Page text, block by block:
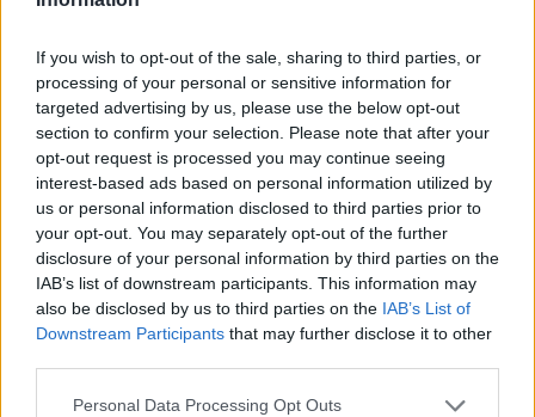
If you wish to opt-out of the sale, sharing to third parties, or
processing of your personal or sensitive information for
targeted advertising by us, please use the below opt-out
section to confirm your selection. Please note that after your
opt-out request is processed you may continue seeing
interest-based ads based on personal information utilized by
us or personal information disclosed to third parties prior to
your opt-out. You may separately opt-out of the further
disclosure of your personal information by third parties on the
IAB’s list of downstream participants. This information may
also be disclosed by us to third parties on the IAB’s List of
Downstream Participants that may further disclose it to other
Please note that this website/app uses one or more Google
Personal Data Processing Opt Outs
iar tu stii acest lucru si tocmai de aceea ai o
multime de intrebari despre cum trebuie sa arate
tinuta ideala pentru cununia civila. Avand in vedere
ca pe langa incarcatura emotionala a evenimentului
exista si o latura formala a acestuia, trebui sa ai in
vedere ca tinuta pe care o alegi sa respecte cateva
reguli de stil ce iti vor asigura o imagine
impecabila.
Mizeaza pe simplitate!Cununia civila va fi oficiata
ziua, asadar, vestimentatia pe care o vei alege
trebuie sa fie bazata pe croiuri drepte, linii fine,